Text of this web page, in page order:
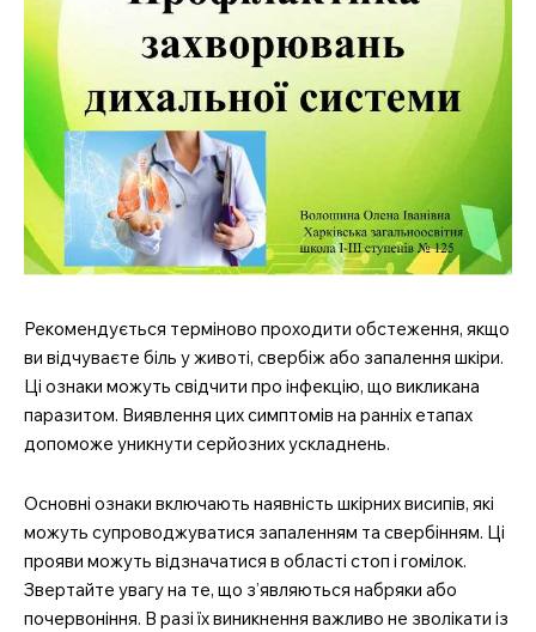
Рекомендується терміново проходити обстеження, якщо
ви відчуваєте біль у животі, свербіж або запалення шкіри.
Ці ознаки можуть свідчити про інфекцію, що викликана
паразитом. Виявлення цих симптомів на ранніх етапах
допоможе уникнути серйозних ускладнень.
Основні ознаки включають наявність шкірних висипів, які
можуть супроводжуватися запаленням та свербінням. Ці
прояви можуть відзначатися в області стоп і гомілок.
Звертайте увагу на те, що з’являються набряки або
почервоніння. В разі їх виникнення важливо не зволікати із